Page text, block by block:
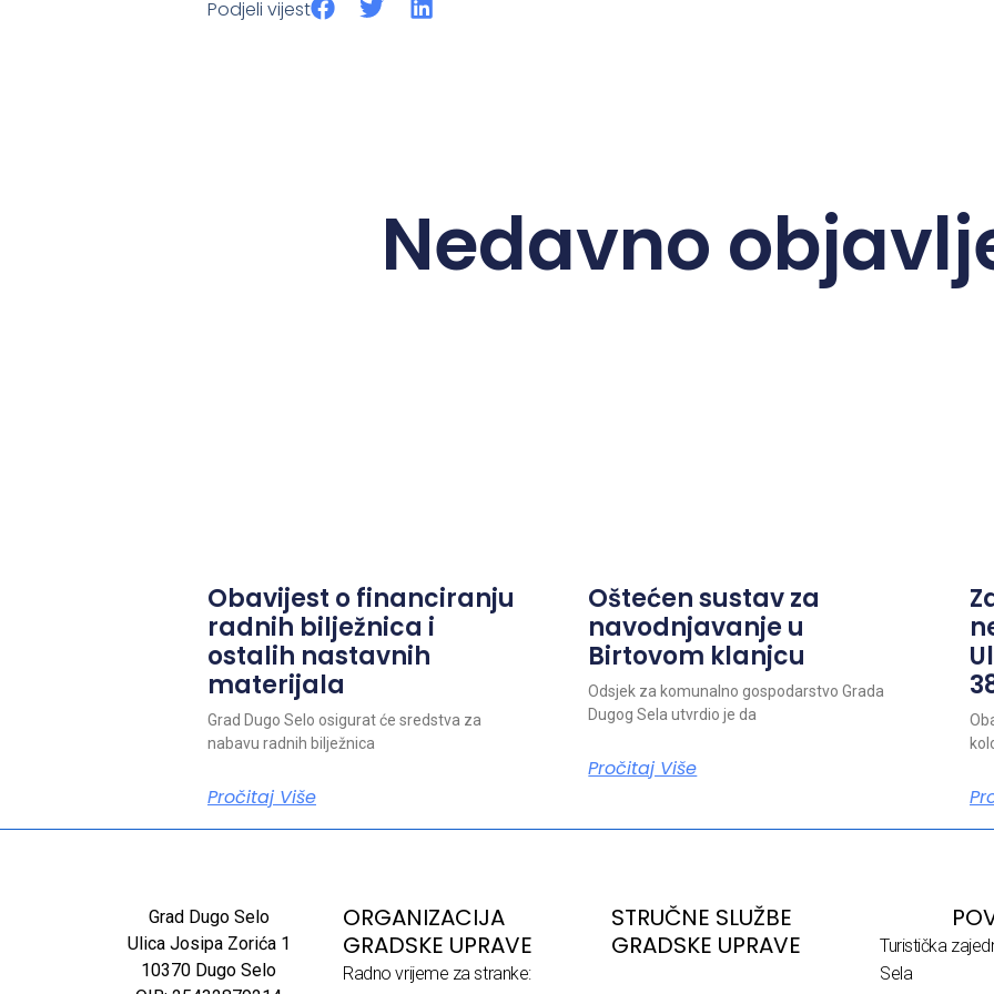
Podjeli vijest
Nedavno
Obavijest o financiranju
radnih bilježnica i
ostalih nastavnih
materijala
Grad Dugo Selo osigurat će sredstva za
nabavu radnih bilježnica
Pročitaj Više
Oštećen sustav za
navodnjavanje u
Birtovom klanjcu
Odsjek za komunalno gospodarstvo Grada
Dugog Sela utvrdio je da
Pročitaj Više
Grad Dugo Selo
Ulica Josipa Zorića 1
10370 Dugo Selo
ORGANIZACIJA
GRADSKE UPRAVE
Radno vrijeme za stranke:
STRUČNE SLUŽBE
GRADSKE UPRAVE
Turistička
Sela